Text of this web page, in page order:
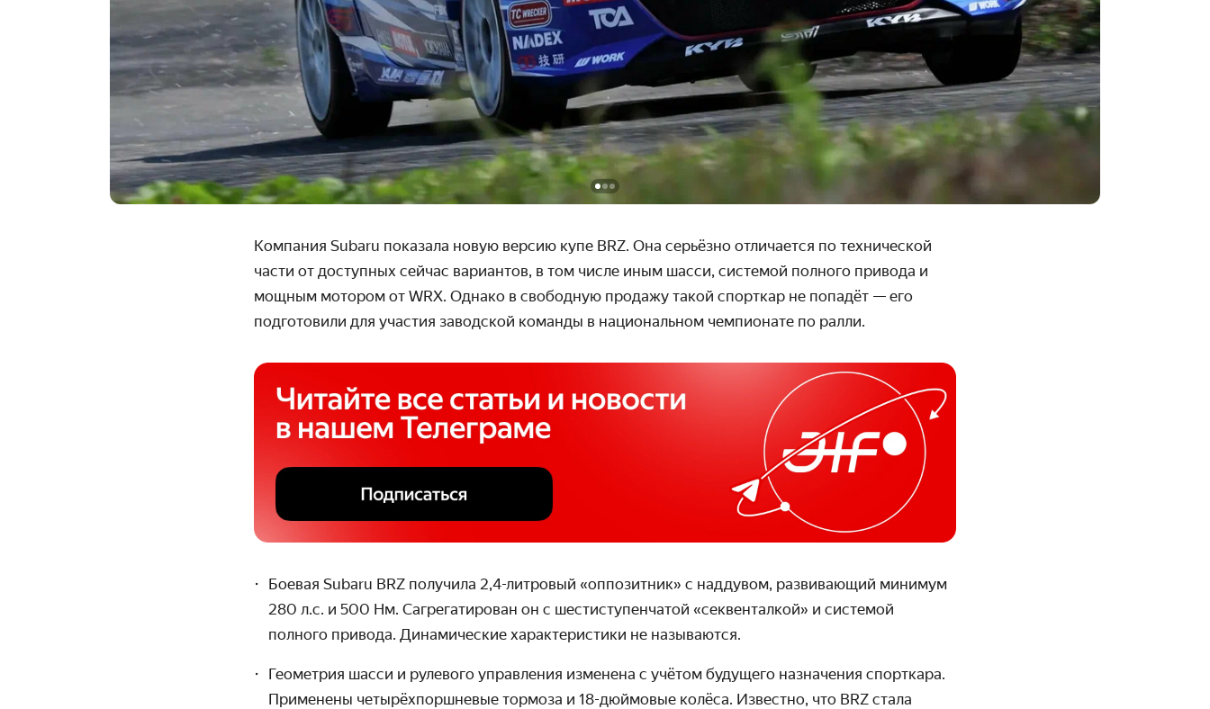
Компания Subaru показала новую версию купе BRZ. Она серьёзно отличается по технической
части от доступных сейчас вариантов, в том числе иным шасси, системой полного привода и
мощным мотором от WRX. Однако в свободную продажу такой спорткар не попадёт — его
подготовили для участия заводской команды в национальном чемпионате по ралли.
Боевая Subaru BRZ получила 2,4-литровый «оппозитник» с наддувом, развивающий минимум
280 л.с. и 500 Нм. Сагрегатирован он с шестиступенчатой «секвенталкой» и системой
полного привода. Динамические характеристики не называются.
Геометрия шасси и рулевого управления изменена с учётом будущего назначения спорткара.
Применены четырёхпоршневые тормоза и 18-дюймовые колёса. Известно, что BRZ стала